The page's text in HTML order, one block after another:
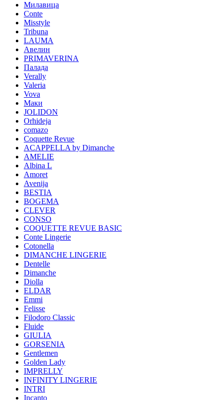
Милавица
Conte
Misstyle
Tribuna
LAUMA
Авелин
PRIMAVERINA
Палада
Verally
Valeria
Vova
Маки
JOLIDON
Orhideja
comazo
Coquette Revue
ACAPPELLA by Dimanche
AMELIE
Albina L
Amoret
Avenija
BESTIA
BOGEMA
CLEVER
CONSO
COQUETTE REVUE BASIC
Conte Lingerie
Cotonella
DIMANCHE LINGERIE
Dentelle
Dimanche
Diolla
ELDAR
Emmi
Felisse
Filodoro Classic
Fluide
GIULIA
GORSENIA
Gentlemen
Golden Lady
IMPRELLY
INFINITY LINGERIE
INTRI
Incanto